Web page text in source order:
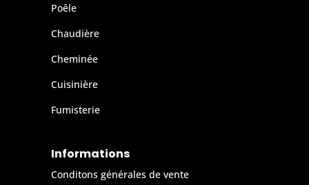
Poêle
Chaudière
Cheminée
Cuisinière
Fumisterie
Informations
Conditons générales de vente